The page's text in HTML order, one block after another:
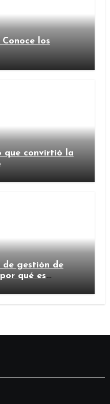
los
que convirtió la
de gestión de
qué es